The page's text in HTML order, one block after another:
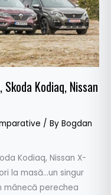
Kodiaq, Nissan
/ By Bogdan
Kodiaq, Nissan X-
la masă…un singur
mânecă perechea